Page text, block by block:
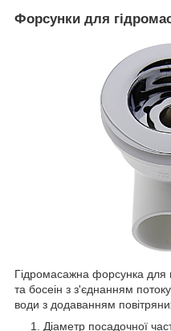
Форсунки для
Гідромасажна форсунка для
та босеін з з'єднанням
води з додаванням
Діаметр посадочної